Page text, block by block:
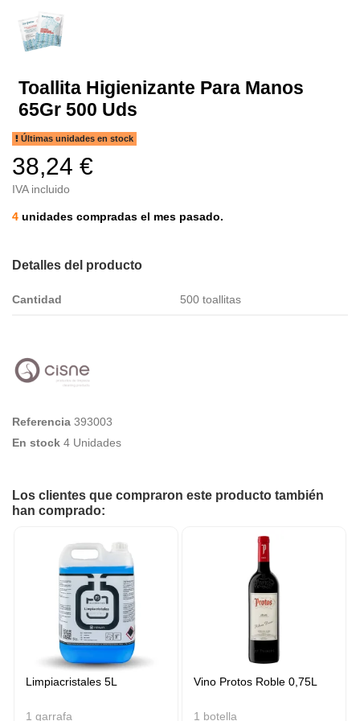
Toallita Higienizante Para Manos
65Gr 500 Uds
Últimas unidades en stock
38,24 €
IVA incluido
4 unidades compradas el mes pasado.
Detalles del producto
Cantidad 500 toallitas
Referencia 393003
En stock 4 Unidades
Los clientes que compraron este producto también
han comprado:
Limpiacristales 5L
1 garrafa
Vino Protos Roble 0,75L
1 botella